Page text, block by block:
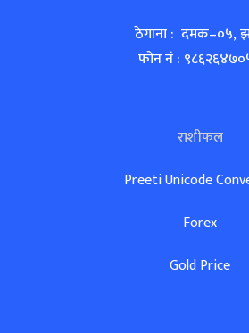
ठेगाना : दमक–०५,
फोन नं :
राशीफल
Preeti Unicode
Forex
Gold Price